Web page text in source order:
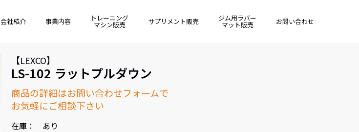
会社紹介 事業内容 トレーニング
マシン販売 サプリメント販売 ジム用ラバー
マット販売 お問い合わせ
【LEXCO】
LS-102 ラットプルダウン
商品の詳細はお問い合わせフォームで
お気軽にご相談下さい
在庫： あり